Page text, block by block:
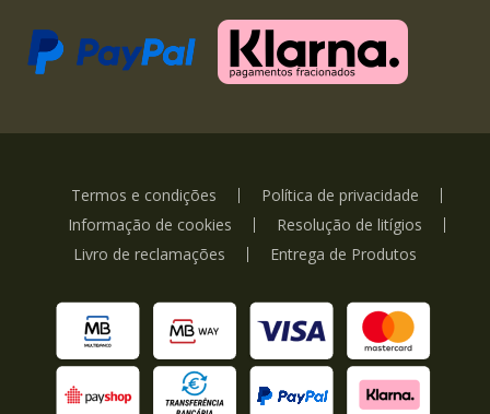
Termos e condições
Política de privacidade
Informação de cookies
Resolução de litígios
Livro de reclamações
Entrega de Produtos